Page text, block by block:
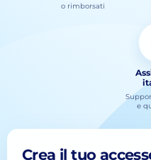
o rimborsati
e
Crea il tuo